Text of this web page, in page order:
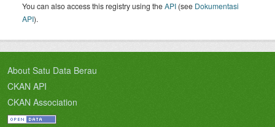
You can also access this registry using theAPI (see Dokumentasi
API).
About Satu Data Berau
CKAN API
CKAN Association